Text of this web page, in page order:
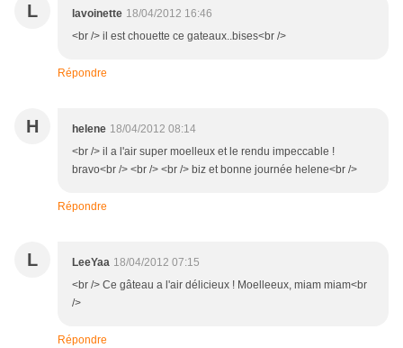
L lavoinette 18/04/2012 16:46
<br /> il est chouette ce gateaux..bises<br />
Répondre
H helene 18/04/2012 08:14
<br /> il a l'air super moelleux et le rendu impeccable !
bravo<br /> <br /> <br /> biz et bonne journée helene<br />
Répondre
L LeeYaa 18/04/2012 07:15
<br /> Ce gâteau a l'air délicieux ! Moelleeux, miam miam<br
/>
Répondre